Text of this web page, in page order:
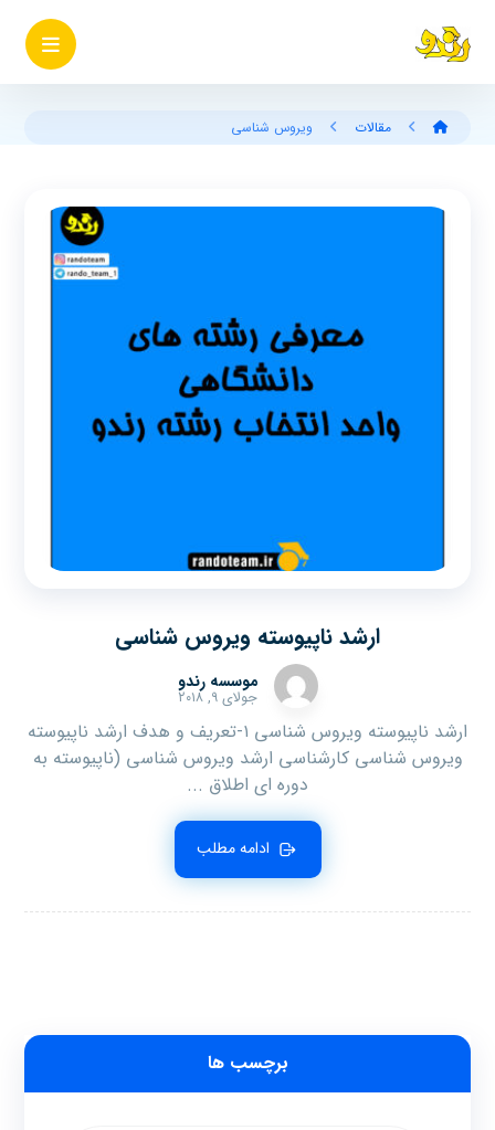
مقالات ویروس شناسی
ارشد ناپیوسته ویروس شناسی
موسسه رندو
جولای ۹, ۲۰۱۸
ارشد ناپیوسته ویروس شناسی ۱-تعریف و هدف ارشد ناپیوسته
ویروس شناسی کارشناسی ارشد ویروس شناسی (ناپیوسته به
دوره ای اطلاق ...
ادامه مطلب
برچسب ها